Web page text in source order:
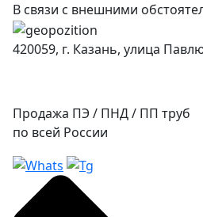
В связи с внешними
420059, г. Казань, улица
Продажа ПЭ / ПНД / ПП труб
по всей России